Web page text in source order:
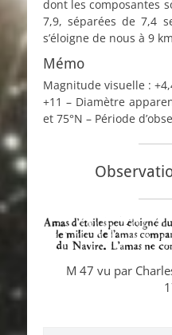
dont les composantes
7,9, séparées de 7,4
s’éloigne de nous à 9
Mémo
Magnitude visuelle :
+11 – Diamètre
et 75°N – Période
M 47 vu par